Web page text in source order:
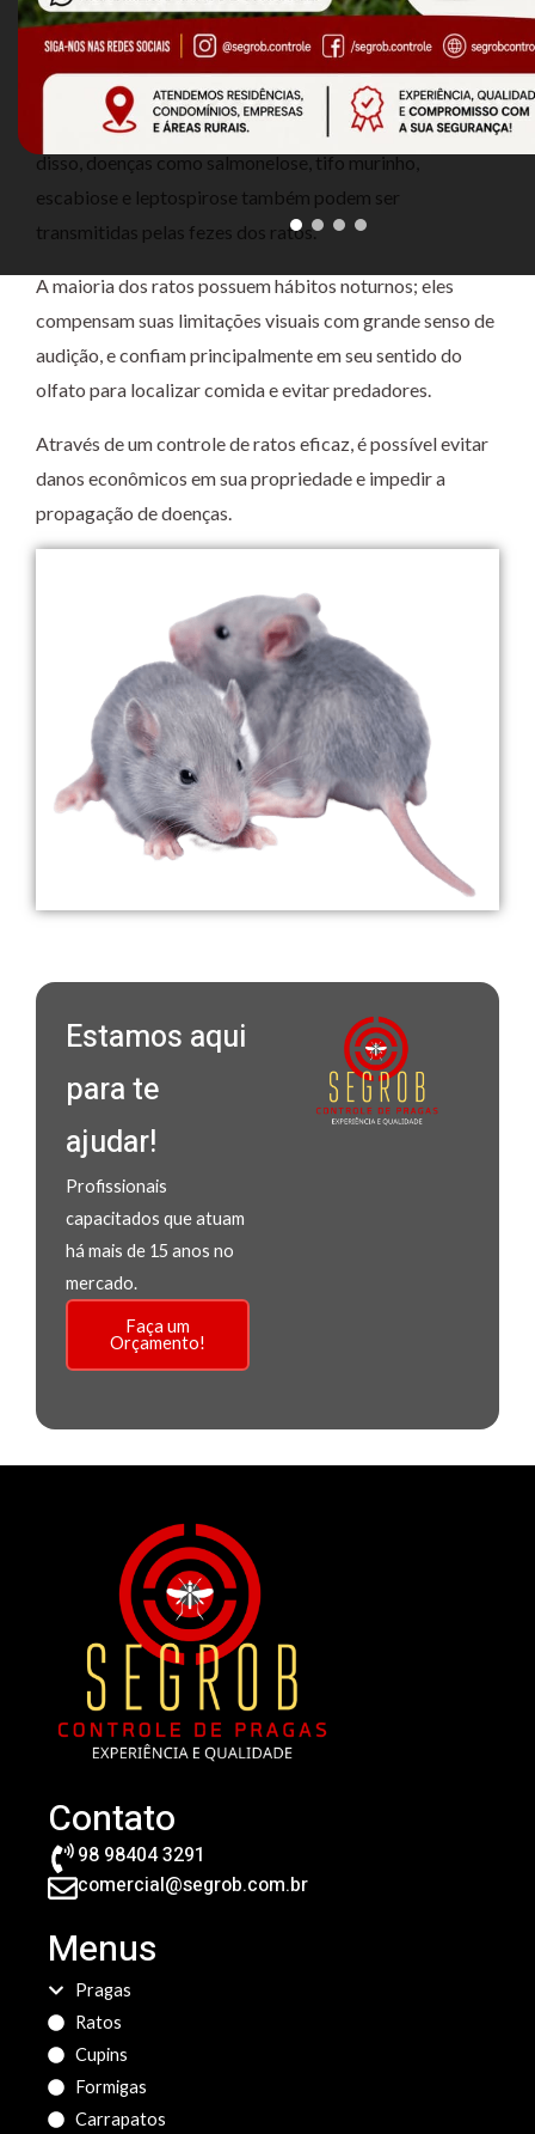
um vetor para diversas doenças, na maioria das vezes
transmitidas pelas suas fezes ou através de seus
parasitas que com seus hospedeiros como a
Yersinia
, causam doenças como a peste bulbonica. Além
disso, doenças como salmonelose, tifo murinho,
escabiose e leptospirose também podem ser
transmitidas pelas fezes dos ratos.
A maioria dos ratos possuem hábitos noturnos; eles
compensam suas limitações visuais com grande senso de
audição, e confiam principalmente em seu sentido do
olfato para localizar comida e evitar predadores.
Através de um controle de ratos eficaz, é possível evitar
danos econômicos em sua propriedade e impedir a
propagação de doenças.
Estamos aqui
para te
ajudar!
Profissionais
capacitados que atuam
há mais de 15 anos no
mercado.
Faça um
Orçamento!
Contato
98 98404 3291
comercial@segrob.com.br
Menus
Pragas
Ratos
Cupins
Formigas
Carrapatos